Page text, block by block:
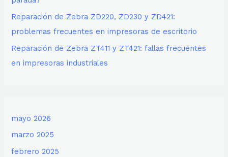
Reparación de Zebra ZD220, ZD230 y ZD421:
problemas frecuentes en impresoras de escritorio
Reparación de Zebra ZT411 y ZT421: fallas frecuentes
en impresoras industriales
mayo 2026
marzo 2025
febrero 2025